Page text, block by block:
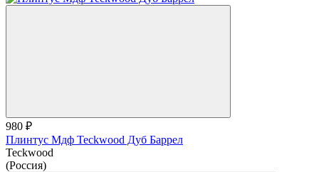
980 ₽
Плинтус Мдф Teckwood Дуб Баррел
Teckwood
(Россия)